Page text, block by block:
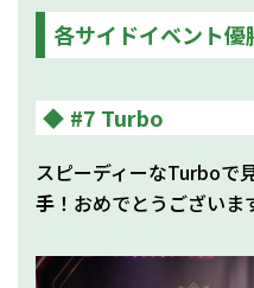
各サイドイベント優
#7 Turbo
スピーディーなTurboで
手 ！おめでとうございま